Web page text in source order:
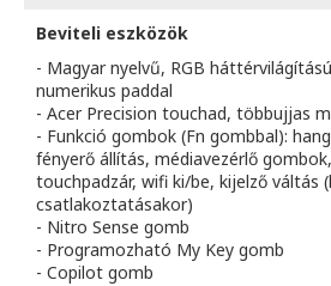
Beviteli eszközök
- Magyar nyelvű, RGB
numerikus paddal
- Acer Precision touchad, többujjas
- Funkció gombok (Fn gombbal):
fényerő állítás, médiavezérlő
touchpadzár, wifi ki/be, kijelző váltás
csatlakoztatásakor)
- Nitro Sense gomb
- Programozható My Key gomb
- Copilot gomb